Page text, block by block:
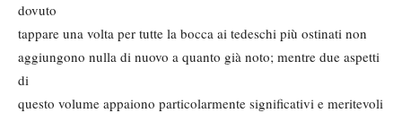
dovuto
tappare una volta per tutte la bocca ai tedeschi più ostinati non
aggiungono nulla di nuovo a quanto già noto; mentre due aspetti
di
questo volume appaiono particolarmente significativi e meritevoli